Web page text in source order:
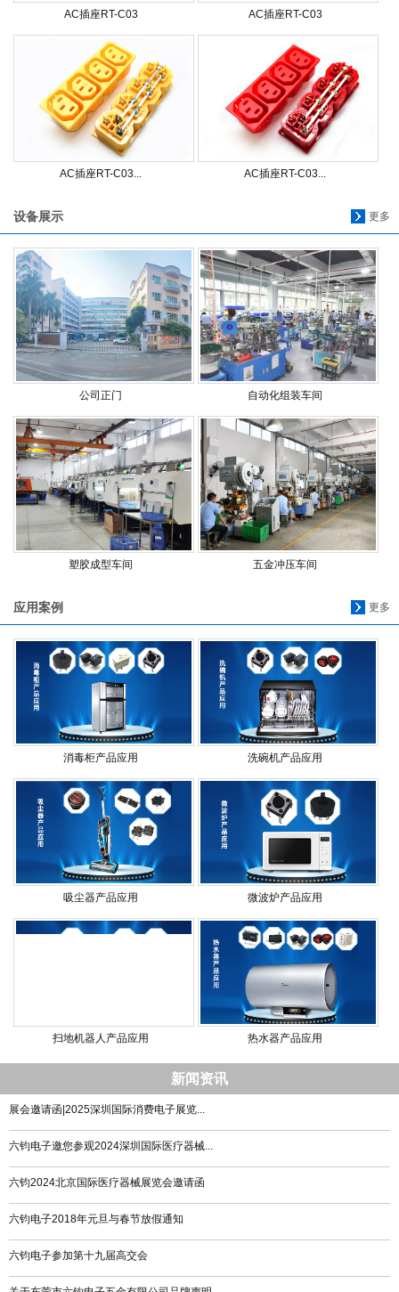
AC插座RT-C03 AC插座RT-C03
AC插座RT-C03... AC插座RT-C03...
更多
设备展示
公司正门 自动化组装车间
塑胶成型车间 五金冲压车间
更多
应用案例
消毒柜产品应用 洗碗机产品应用
吸尘器产品应用 微波炉产品应用
扫地机器人产品应用 热水器产品应用
新闻资讯
展会邀请函|2025深圳国际消费电子展览...
六钧电子邀您参观2024深圳国际医疗器械...
六钧2024北京国际医疗器械展览会邀请函
六钧电子2018年元旦与春节放假通知
六钧电子参加第十九届高交会